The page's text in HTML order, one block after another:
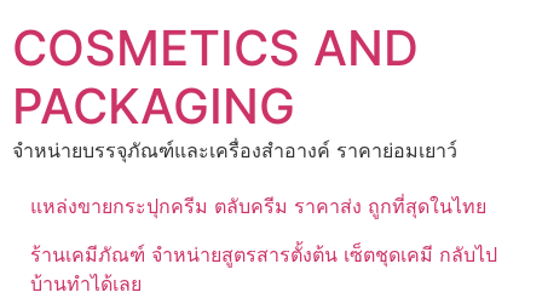
to
content
COSMETICS AND
PACKAGING
จำหน่ายบรรจุภัณฑ์และเครื่องสำอางค์ ราคาย่อมเยาว์
แหล่งขายกระปุกครีม ตลับครีม ราคาส่ง ถูกที่สุดในไทย
ร้านเคมีภัณฑ์ จำหน่ายสูตรสารตั้งต้น เซ็ตชุดเคมี กลับไป
บ้านทำได้เลย